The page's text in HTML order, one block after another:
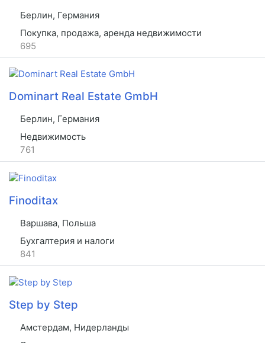
Берлин, Германия
Покупка, продажа, аренда недвижимости
695
Dominart Real Estate GmbH
Берлин, Германия
Недвижимость
761
Finoditax
Варшава, Польша
Бухгалтерия и налоги
841
Step by Step
Амстердам, Нидерланды